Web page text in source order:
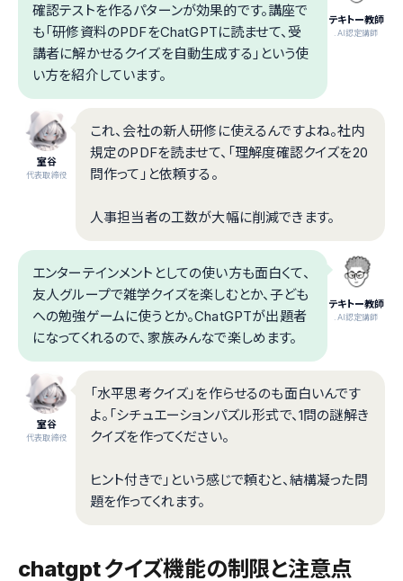
テキトー教師
.AI認定講師
確認テストを作るパターンが効果的です。講座で
も「研修資料のPDFをChatGPTに読ませて、受
講者に解かせるクイズを自動生成する」という使
い方を紹介しています。
室谷
代表取締役
これ、会社の新人研修に使えるんですよね。社内
規定のPDFを読ませて、「理解度確認クイズを20
問作って」と依頼する。
人事担当者の工数が大幅に削減できます。
テキトー教師
.AI認定講師
エンターテインメントとしての使い方も面白くて、
友人グループで雑学クイズを楽しむとか、子ども
への勉強ゲームに使うとか。ChatGPTが出題者
になってくれるので、家族みんなで楽しめます。
室谷
代表取締役
「水平思考クイズ」を作らせるのも面白いんです
よ。「シチュエーションパズル形式で、1問の謎解き
クイズを作ってください。
ヒント付きで」という感じで頼むと、結構凝った問
題を作ってくれます。
chatgpt クイズ機能の制限と注意点